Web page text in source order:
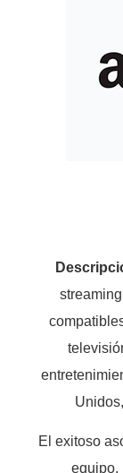
El exitoso
equipo,